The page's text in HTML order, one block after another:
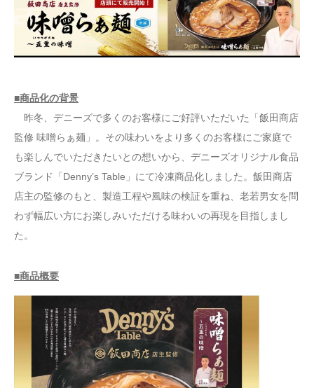
■商品化の背景
昨冬、デニーズで多くのお客様にご好評いただいた「飯田商店
監修 味噌らぁ麺」。その味わいをより多くのお客様にご家庭で
も楽しんでいただきたいとの想いから、デニーズオリジナル食品
ブランド「Denny’s Table」にて冷凍商品化しました。飯田商店
店主の監修のもと、製造工程や風味の検証を重ね、老若男女を問
わず幅広い方にお楽しみいただける味わいの再現を目指しまし
た。
■商品概要